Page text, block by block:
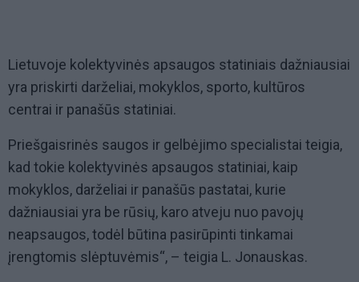
Lietuvoje kolektyvinės apsaugos statiniais dažniausiai
yra priskirti darželiai, mokyklos, sporto, kultūros
centrai ir panašūs statiniai.
Priešgaisrinės saugos ir gelbėjimo specialistai teigia,
kad tokie kolektyvinės apsaugos statiniai, kaip
mokyklos, darželiai ir panašūs pastatai, kurie
dažniausiai yra be rūsių, karo atveju nuo pavojų
neapsaugos, todėl būtina pasirūpinti tinkamai
įrengtomis slėptuvėmis“, – teigia L. Jonauskas.